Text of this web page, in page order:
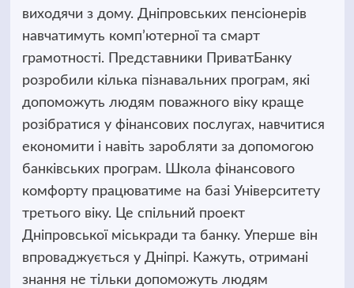
виходячи з дому. Дніпровських пенсіонерів
навчатимуть комп’ютерної та смарт
грамотності. Представники ПриватБанку
розробили кілька пізнавальних програм, які
допоможуть людям поважного віку краще
розібратися у фінансових послугах, навчитися
економити і навіть заробляти за допомогою
банківських програм. Школа фінансового
комфорту працюватиме на базі Університету
третього віку. Це спільний проект
Дніпровської міськради та банку. Уперше він
впроваджується у Дніпрі. Кажуть, отримані
знання не тільки допоможуть людям